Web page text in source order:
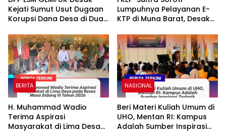
Kejati Sumut Usut Dugaan
Korupsi Dana Desa di Dua
Simalungun
Lumpuhnya Pelayanan E-
KTP di Muna Barat, Desak
Evaluasi Kinerja Disdukcapil
BERITA
H. Muhammad Wadio
Terima Aspirasi
Masyarakat di Lima Desa
NASIONAL
Beri Materi Kuliah Umum di
UHO, Mentan RI: Kampus
Adalah Sumber Inspirasi